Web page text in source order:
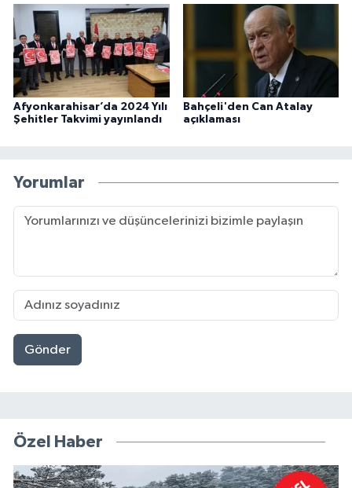
Afyonkarahisar’da 2024 Yılı
Şehitler Takvimi yayınlandı
Bahçeli'den Can Atalay
açıklaması
Yorumlar
Gönder
Özel Haber